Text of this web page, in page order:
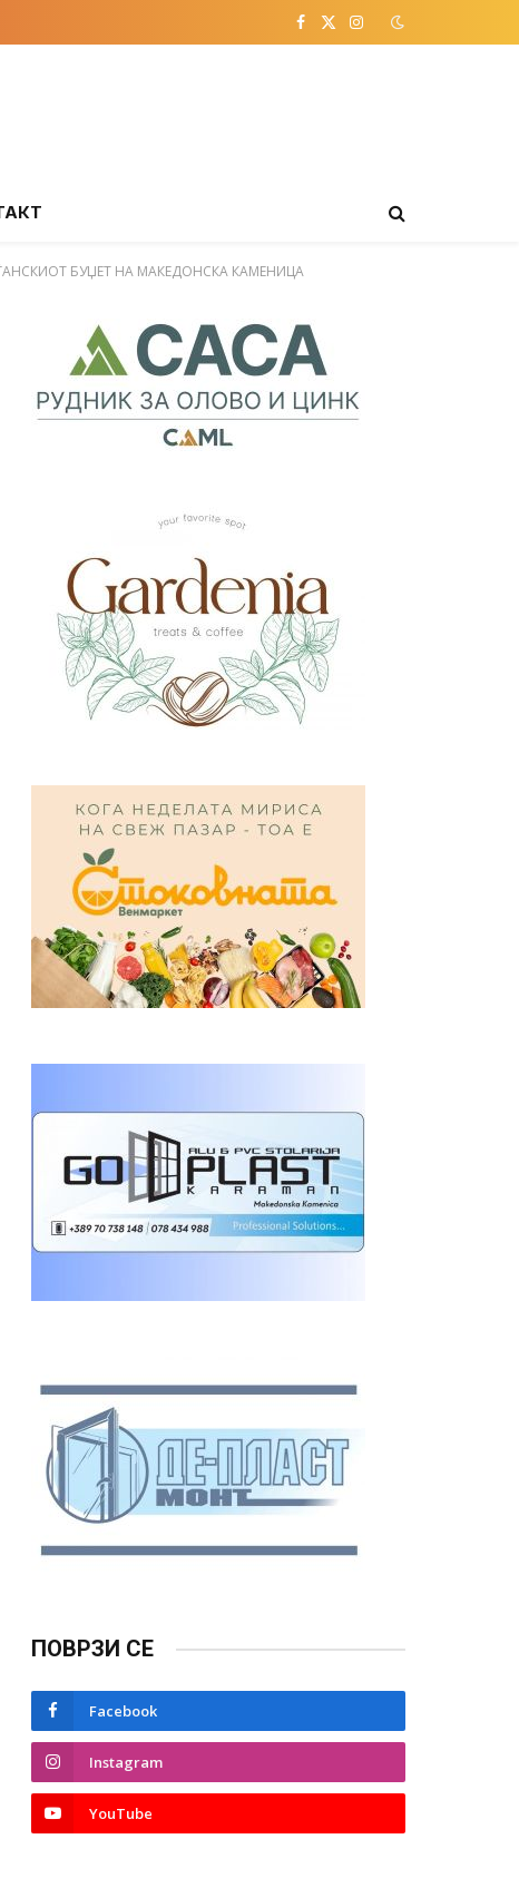
Facebook
X
Instagram
БУЏЕТ НА МАКЕДОНСКА КАМЕНИЦА
ПОВРЗИ СЕ
Facebook
Instagram
YouTube